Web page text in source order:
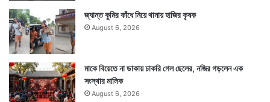
জ্যান্ত কুমির কাঁধে নিয়ে থানায় হাজির কৃষক
August 6, 2026
মাকে বিয়েতে না ডাকায় চাকরি গেল ছেলের, নজির গড়লেন এক
সংস্থার মালিক
August 6, 2026